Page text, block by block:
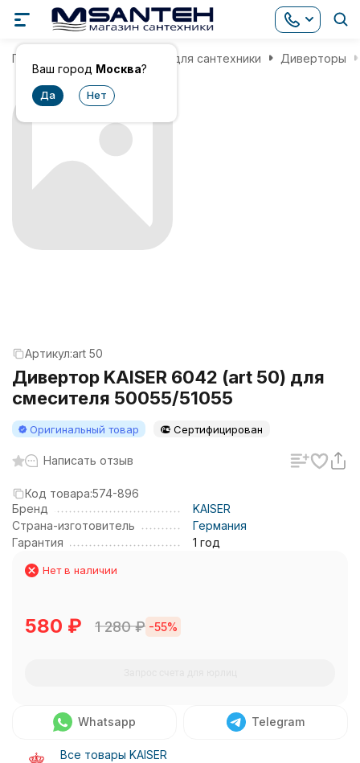
Ваш город Москва?
Главная Комплектующие для сантехники Диверторы
Артикул:art 50
Дивертор KAISER 6042 (art 50) для
смесителя 50055/51055
Оригинальный товар Сертифицирован
Написать отзыв
Код товара:574-896
Бренд
KAISER
Страна-изготовитель
Германия
Гарантия
1 год
Нет в наличии
580 ₽ 1 280₽ -55%
Whatsapp Telegram
Все товары KAISER